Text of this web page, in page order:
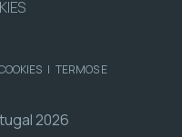
| TERMOS E
2026